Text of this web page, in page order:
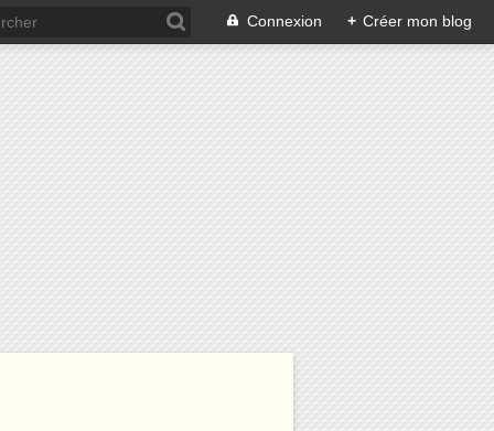
Connexion + Créer mon blog